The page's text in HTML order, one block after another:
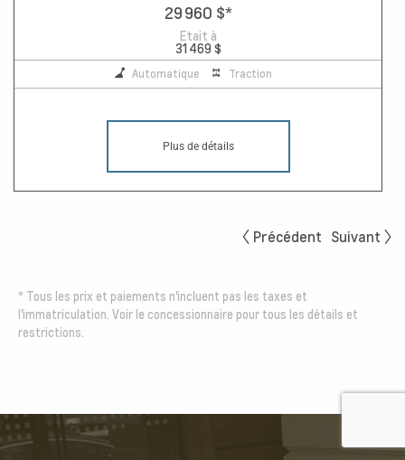
29 960 $*
Etait à
31 469 $
Automatique Traction
Plus de détails
Précédent Suivant
* Tous les prix et paiements n'incluent pas les taxes et
l'immatriculation. Voir le concessionnaire pour tous les détails et
restrictions.